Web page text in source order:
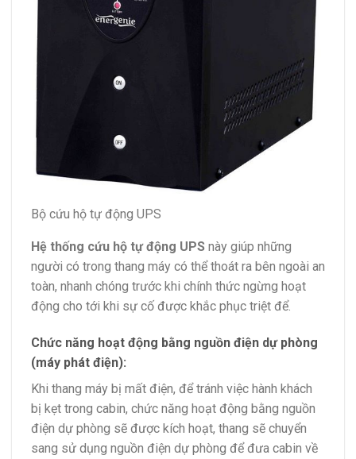
Bộ cứu hộ tự động UPS
Hệ thống cứu hộ tự động UPS này giúp những
người có trong thang máy có thể thoát ra bên ngoài an
toàn, nhanh chóng trước khi chính thức ngừng hoạt
động cho tới khi sự cố được khắc phục triệt để.
Chức năng hoạt động bằng nguồn điện dự phòng
(máy phát điện):
Khi thang máy bị mất điện, để tránh việc hành khách
bị kẹt trong cabin, chức năng hoạt động bằng nguồn
điện dự phòng sẽ được kích hoạt, thang sẽ chuyển
sang sử dụng nguồn điện dự phòng để đưa cabin về